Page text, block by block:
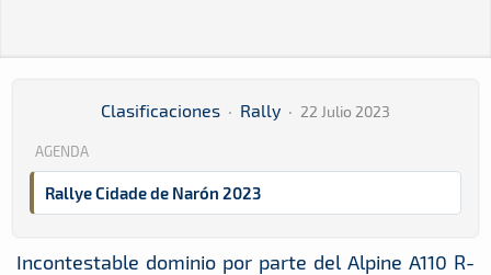
Clasificaciones · Rally · 22 Julio 2023
AGENDA
Rallye Cidade de Narón 2023
Incontestable dominio por parte del Alpine A110 R-